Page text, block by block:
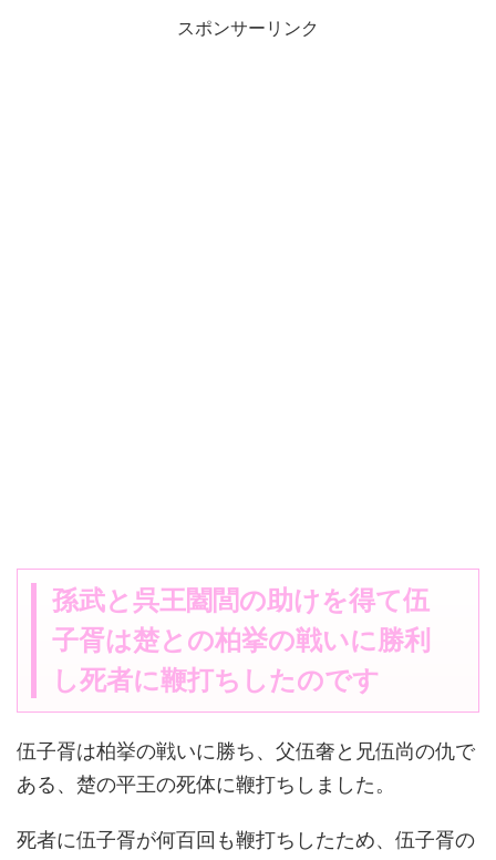
スポンサーリンク
孫武と呉王闔閭の助けを得て伍
子胥は楚との柏挙の戦いに勝利
し死者に鞭打ちしたのです
伍子胥は柏挙の戦いに勝ち、父伍奢と兄伍尚の仇で
ある、楚の平王の死体に鞭打ちしました。
死者に伍子胥が何百回も鞭打ちしたため、伍子胥の